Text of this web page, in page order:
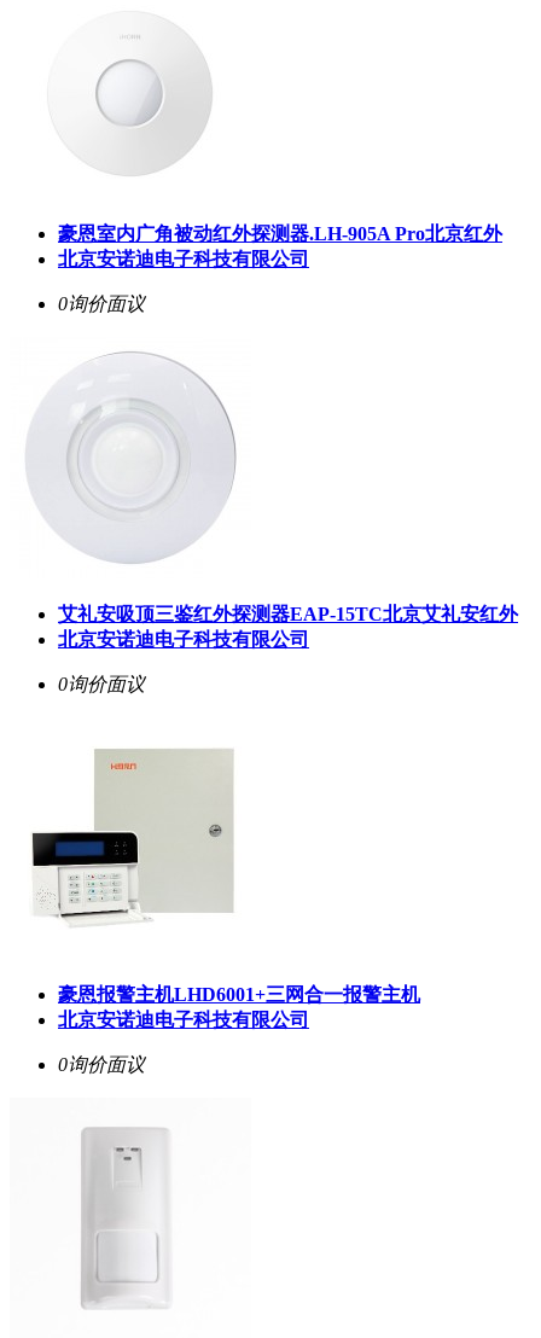
豪恩室内广角被动红外探测器.LH-905A Pro北京红外
北京安诺迪电子科技有限公司
0询价面议
艾礼安吸顶三鉴红外探测器EAP-15TC北京艾礼安红外
北京安诺迪电子科技有限公司
0询价面议
豪恩报警主机LHD6001+三网合一报警主机
北京安诺迪电子科技有限公司
0询价面议